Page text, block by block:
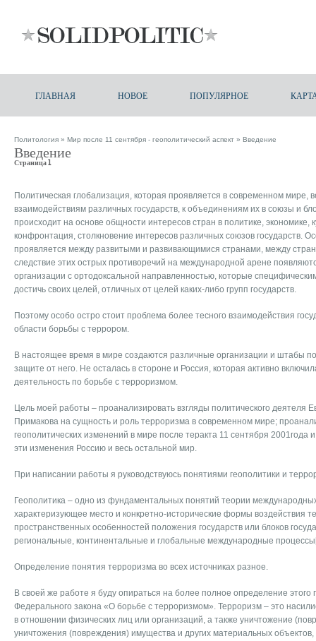
ГЛАВНАЯ НОВОЕ ПОПУЛЯРНОЕ
Политология » Мир после 11 сентября - геополитический аспект » Введение
Введение
Страница 1
Политическая глобализация, которая проявляется в современном мире,
взаимодействиям различных государств, к объединениям их в союзы и
происходит на основе общности интересов стран в политике, экономике,
конфронтация, столкновение интересов различных союзов государств.
проявляется между развитыми и развивающимися странами, между
следствие этих острых противоречий на международной арене
организации с ортодоксальной направленностью, которые
достичь своих целей, отличных от целей каких-либо групп государств.
Поэтому особо остро стоит проблема более тесного взаимодействия
области борьбы с террором.
В настоящее время в мире создаются различные организации и штабы
защите от него. Не осталась в стороне и Россия, которая активно
деятельность по борьбе с терроризмом.
Цель моей работы – проанализировать взгляды политического деятеля
Примакова на сущность и роль терроризма в современном мире;
геополитических изменений в мире после теракта 11 сентября 2001года и
эти изменения Россию и весь остальной мир.
При написании работы я руководствуюсь понятиями геополитики и
Геополитика – одно из фундаментальных понятий теории
характеризующее место и конкретно-исторические формы воздействия
пространственных особенностей положения государств или блоков
региональные, континентальные и глобальные международные
Определение понятия терроризма во всех источниках разное.
В своей же работе я буду опираться на более полное определение этого
Федерального закона «О борьбе с терроризмом». Терроризм – это
в отношении физических лиц или организаций, а также уничтожение
уничтожения (повреждения) имущества и других материальных